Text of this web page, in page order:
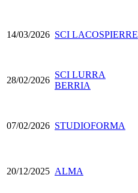
14/03/2026 SCI LACOSPIERRE
28/02/2026
SCI LURRA
BERRIA
07/02/2026 STUDIOFORMA
20/12/2025 ALMA